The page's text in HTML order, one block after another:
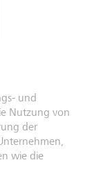
und
Nutzung von
der
wie die